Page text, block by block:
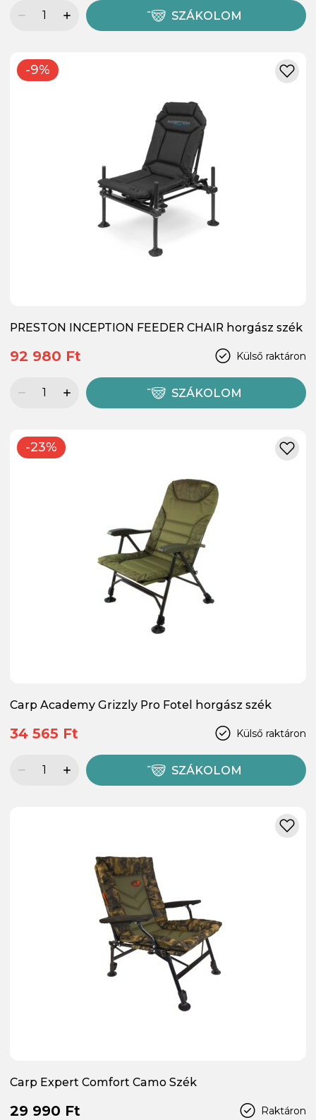
SZÁKOLOM
-9%
PRESTON INCEPTION FEEDER CHAIR horgász szék
Külső raktáron
92 980 Ft
SZÁKOLOM
-23%
Carp Academy Grizzly Pro Fotel horgász szék
Külső raktáron
34 565 Ft
SZÁKOLOM
Carp Expert Comfort Camo Szék
Raktáron
29 990 Ft